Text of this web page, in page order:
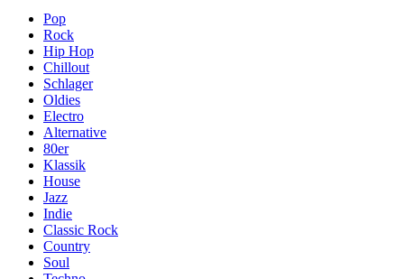
Pop
Rock
Hip Hop
Chillout
Schlager
Oldies
Electro
Alternative
80er
Klassik
House
Jazz
Indie
Classic Rock
Country
Soul